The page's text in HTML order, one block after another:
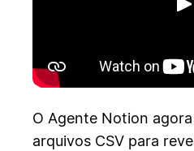
O Agente Notion
arquivos CSV para